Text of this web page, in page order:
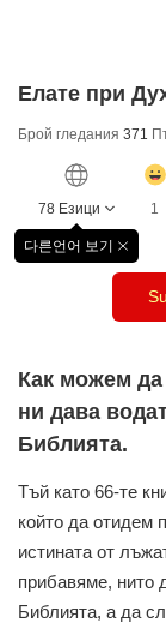
Елате при
Брой гледания 371
78 Езици
다른언어 보기
창
1
Как можем
ни дава
Библията.
Тъй като 66-те
който да отидем
истината от
прибавяме, нито
Библията, а да